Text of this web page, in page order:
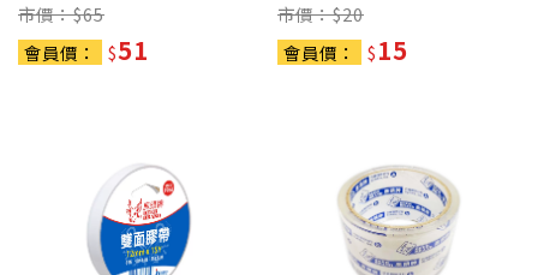
市價：$65
會員價：
$51
市價：$20
會員價：
$15